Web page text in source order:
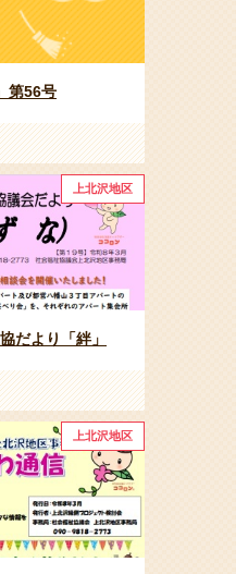
第56号
上北沢地区
だより「絆」
上北沢地区